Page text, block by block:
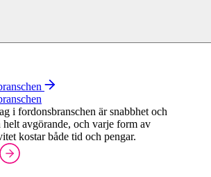
i fordonsbranschen är snabbhet och
helt avgörande, och varje form av
kostar både tid och pengar.